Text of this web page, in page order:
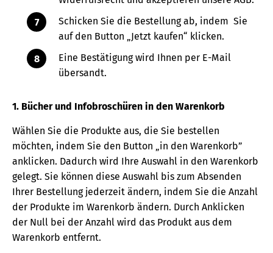
Schicken Sie die Bestellung ab, indem Sie
auf den Button „Jetzt kaufen“ klicken.
Eine Bestätigung wird Ihnen per E-Mail
übersandt.
1. Bücher und Infobroschüren in den Warenkorb
Wählen Sie die Produkte aus, die Sie bestellen
möchten, indem Sie den Button „in den Warenkorb”
anklicken. Dadurch wird Ihre Auswahl in den Warenkorb
gelegt. Sie können diese Auswahl bis zum Absenden
Ihrer Bestellung jederzeit ändern, indem Sie die Anzahl
der Produkte im Warenkorb ändern. Durch Anklicken
der Null bei der Anzahl wird das Produkt aus dem
Warenkorb entfernt.